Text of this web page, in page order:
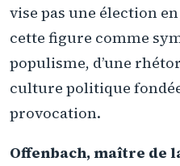
vise pas une élection
cette figure comme
populisme, d’une
culture politique
provocation.
Offenbach, maître de